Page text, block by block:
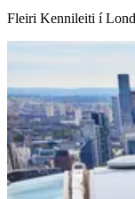
Fleiri Kennileiti í